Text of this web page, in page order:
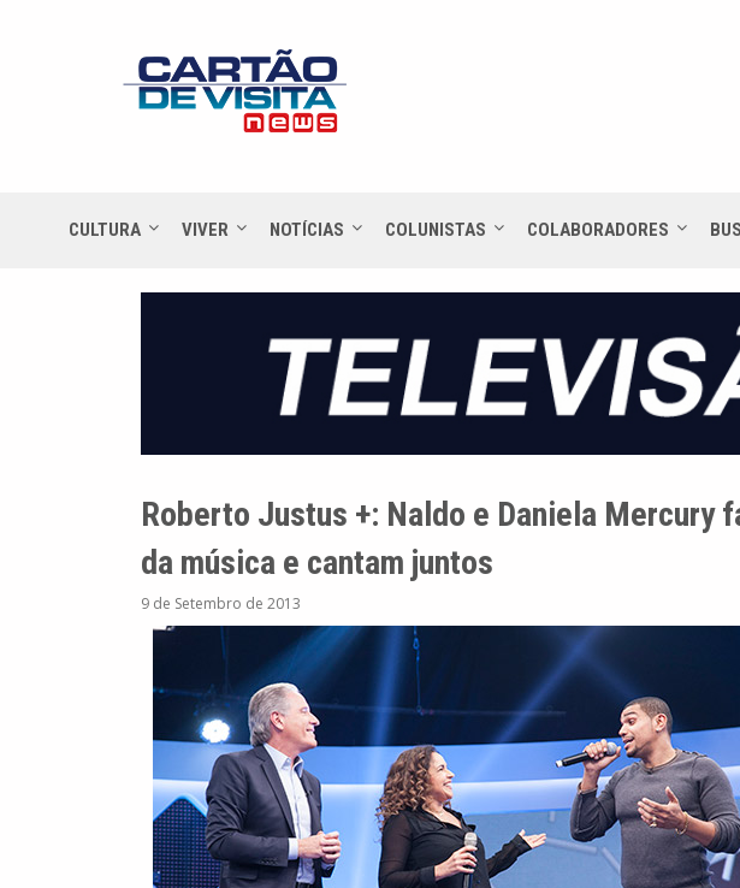
CULTURA VIVER NOTÍCIAS COLUNISTAS COLABORADORES
Roberto Justus +: Naldo e Daniela Mercury
da música e cantam juntos
9 de Setembro de 2013